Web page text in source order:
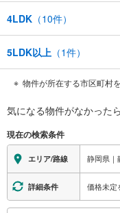
4LDK （10件）
5LDK以上 （1件）
物件が所在する市区町村
気になる物件がなかったら
現在の検索条件
エリア/路線 静岡県｜
詳細条件